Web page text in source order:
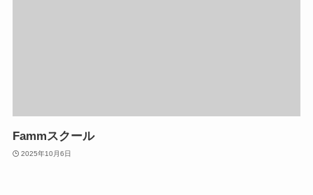
Fammスクール
2025年10月6日